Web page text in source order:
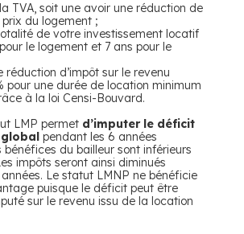
TVA, soit une avoir une réduction de
prix du logement ;
de votre investissement locatif
le logement et 7 ans pour le
réduction d’impôt sur le revenu
pour une durée de location minimum
à la loi Censi-Bouvard.
LMP permet d’imputer le déficit
global pendant les 6 années
bénéfices du bailleur sont inférieurs
impôts seront ainsi diminués
Le statut LMNP ne bénéficie
puisque le déficit peut être
sur le revenu issu de la location